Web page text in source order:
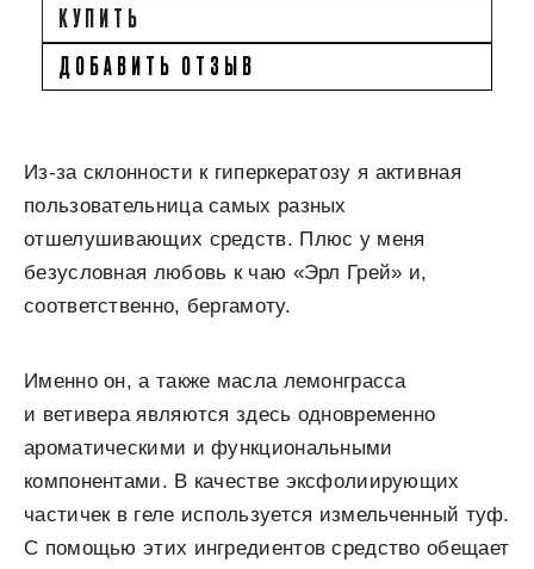
КУПИТЬ
ДОБАВИТЬ ОТЗЫВ
Из-за склонности к гиперкератозу я активная
пользовательница самых разных
отшелушивающих средств. Плюс у меня
безусловная любовь к чаю «Эрл Грей» и,
соответственно, бергамоту.
Именно он, а также масла лемонграсса
и ветивера являются здесь одновременно
ароматическими и функциональными
компонентами. В качестве эксфолиирующих
частичек в геле используется измельченный туф.
С помощью этих ингредиентов средство обещает